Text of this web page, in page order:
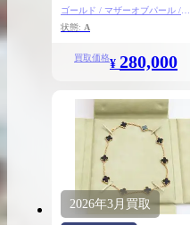
買取実績はこちらから
ハンブラ ネックレ
ス
ゴールド / マザーオブパール /
K18YG
状態: A
買取価格¥ 280,000
2026年3月 買取